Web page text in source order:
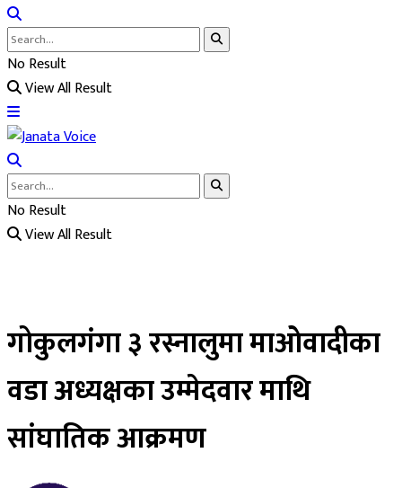
No Result
View All Result
No Result
View All Result
गोकुलगंगा ३ रस्नालुमा माओवादीका
वडा अध्यक्षका उम्मेदवार माथि
सांघातिक आक्रमण